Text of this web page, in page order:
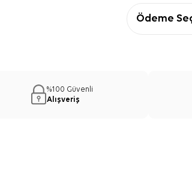
Ödeme
%100 Güvenli
Alışveriş